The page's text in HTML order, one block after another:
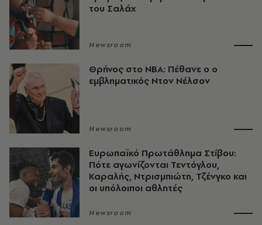
του Σαλάχ
Newsroom
Θρήνος στο NBA: Πέθανε ο ο
εμβληματικός Ντον Νέλσον
Newsroom
Ευρωπαϊκό Πρωτάθλημα Στίβου:
Πότε αγωνίζονται Τεντόγλου,
Καραλής, Ντρισμπιώτη, Τζένγκο και
οι υπόλοιποι αθλητές
Newsroom